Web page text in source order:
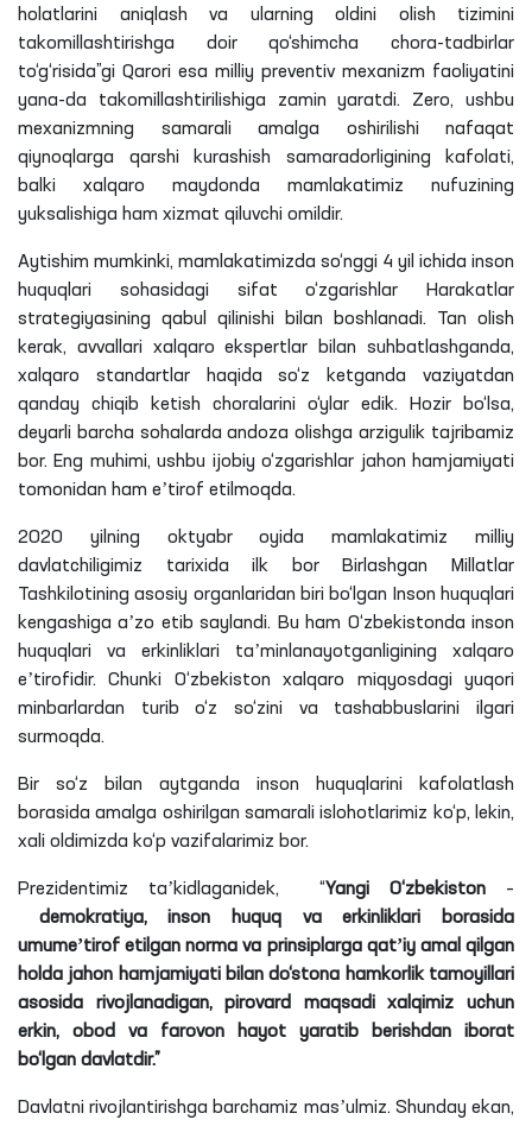
holatlarini aniqlash va ularning oldini olish tizimini
takomillashtirishga doir qo‘shimcha chora-tadbirlar
to‘g‘risida”gi Qarori esa milliy preventiv mexanizm faoliyatini
yana-da takomillashtirilishiga zamin yaratdi. Zero, ushbu
mexanizmning samarali amalga oshirilishi nafaqat
qiynoqlarga qarshi kurashish samaradorligining kafolati,
balki xalqaro maydonda mamlakatimiz nufuzining
yuksalishiga ham xizmat qiluvchi omildir.
Aytishim mumkinki, mamlakatimizda so‘nggi 4 yil ichida inson
huquqlari sohasidagi sifat o‘zgarishlar Harakatlar
strategiyasining qabul qilinishi bilan boshlanadi. Tan olish
kerak, avvallari xalqaro ekspertlar bilan suhbatlashganda,
xalqaro standartlar haqida so‘z ketganda vaziyatdan
qanday chiqib ketish choralarini o‘ylar edik. Hozir bo‘lsa,
deyarli barcha sohalarda andoza olishga arzigulik tajribamiz
bor. Eng muhimi, ushbu ijobiy o‘zgarishlar jahon hamjamiyati
tomonidan ham eʼtirof etilmoqda.
2020 yilning oktyabr oyida mamlakatimiz milliy
davlatchiligimiz tarixida ilk bor Birlashgan Millatlar
Tashkilotining asosiy organlaridan biri bo‘lgan Inson huquqlari
kengashiga aʼzo etib saylandi. Bu ham O‘zbekistonda inson
huquqlari va erkinliklari taʼminlanayotganligining xalqaro
eʼtirofidir. Chunki O‘zbekiston xalqaro miqyosdagi yuqori
minbarlardan turib o‘z so‘zini va tashabbuslarini ilgari
surmoqda.
Bir so‘z bilan aytganda inson huquqlarini kafolatlash
borasida amalga oshirilgan samarali islohotlarimiz ko‘p, lekin,
xali oldimizda ko‘p vazifalarimiz bor.
Prezidentimiz taʼkidlaganidek, “Yangi O‘zbekiston –
demokratiya, inson huquq va erkinliklari borasida
umumeʼtirof etilgan norma va prinsiplarga qatʼiy amal qilgan
holda jahon hamjamiyati bilan do‘stona hamkorlik tamoyillari
asosida rivojlanadigan, pirovard maqsadi xalqimiz uchun
erkin, obod va farovon hayot yaratib berishdan iborat
bo‘lgan davlatdir.”
Davlatni rivojlantirishga barchamiz masʼulmiz. Shunday ekan,